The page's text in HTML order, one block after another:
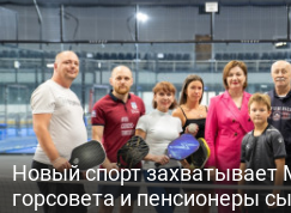
Новый спорт захватывает
горсовета и пенсионеры